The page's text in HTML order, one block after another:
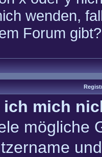
wenden,
Forum gibt?
ich mich
mögliche